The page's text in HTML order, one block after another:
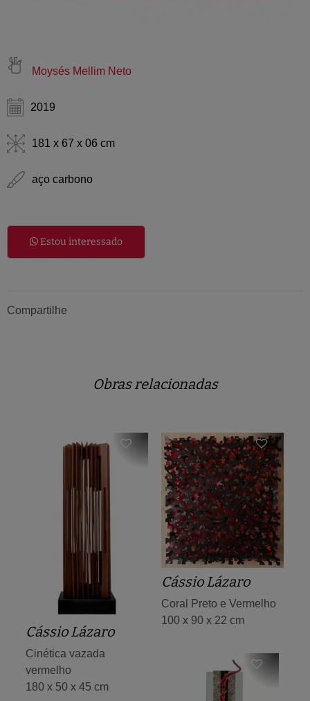
Moysés Mellim Neto
2019
181 x 67 x 06 cm
aço carbono
Estou interessado
Compartilhe
Obras relacionadas
Cássio Lázaro
Cinética vazada
vermelho
180 x 50 x 45 cm
Cássio Lázaro
Coral Preto e Vermelho
100 x 90 x 22 cm